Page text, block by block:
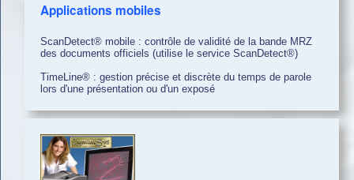
Applications mobiles
ScanDetect® mobile : contrôle de validité de la bande MRZ
des documents officiels (utilise le service ScanDetect®)
TimeLine® : gestion précise et discrète du temps de parole
lors d'une présentation ou d'un exposé